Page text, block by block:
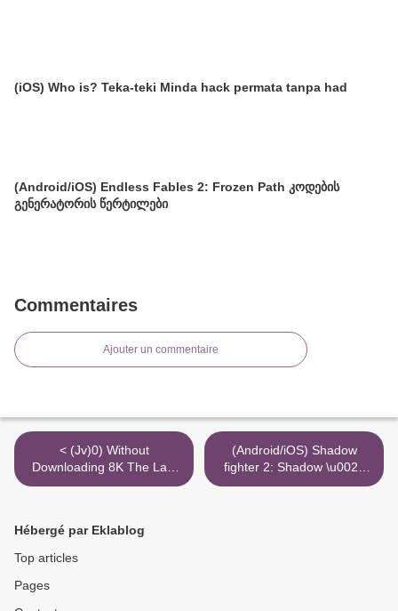
(iOS) Who is? Teka-teki Minda hack permata tanpa had
(Android/iOS) Endless Fables 2: Frozen Path კოდების
გენერატორის წერტილები
Commentaires
Ajouter un commentaire
< (Jv)0) Without
Downloading 8K The Last
Duel Mkv Movie Torrent
(Android/iOS) Shadow
fighter 2: Shadow \u0026
ninja fighting games
Hébergé par Eklablog
Top articles
Pages